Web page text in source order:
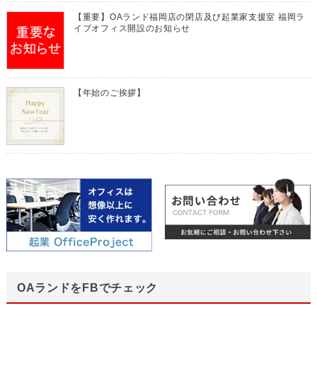
【重要】OAランド福岡店の閉店及び起業家支援室 福岡ラ
イブオフィス開設のお知らせ
【年始のご挨拶】
OAランドをFBでチェック